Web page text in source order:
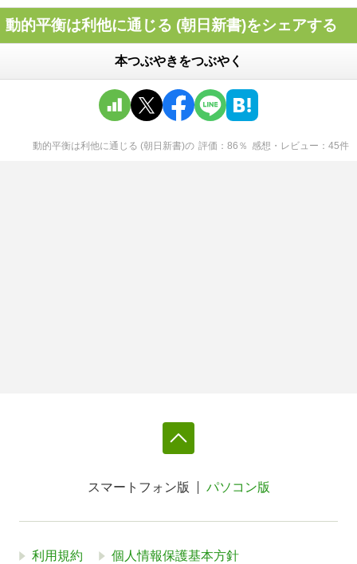
動的平衡は利他に通じる (朝日新書)をシェアする
本つぶやきをつぶやく
動的平衡は利他に通じる (朝日新書)の 評価 86 ％ 感想・レビュー 45件
スマートフォン版 パソコン版
利用規約 個人情報保護基本方針